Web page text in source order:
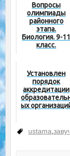
Вопросы
олимпиады
районного
этапа.
Биология. 9-11
класс.
Установлен
порядок
аккредитации
ых
ustama